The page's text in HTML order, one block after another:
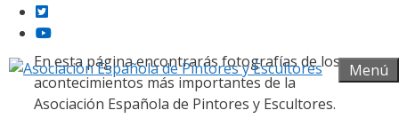
Menú
En esta página encontrarás fotografías de los
acontecimientos más importantes de la
Asociación Española de Pintores y Escultores.